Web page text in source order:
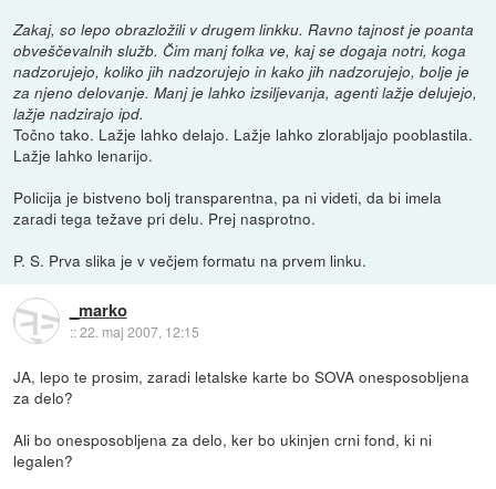
Zakaj, so lepo obrazložili v drugem linkku. Ravno tajnost je poanta
obveščevalnih služb. Čim manj folka ve, kaj se dogaja notri, koga
nadzorujejo, koliko jih nadzorujejo in kako jih nadzorujejo, bolje je
za njeno delovanje. Manj je lahko izsiljevanja, agenti lažje delujejo,
lažje nadzirajo ipd.
Točno tako. Lažje lahko delajo. Lažje lahko zlorabljajo pooblastila.
Lažje lahko lenarijo.
Policija je bistveno bolj transparentna, pa ni videti, da bi imela
zaradi tega težave pri delu. Prej nasprotno.
P. S. Prva slika je v večjem formatu na prvem linku.
_marko
::22. maj 2007, 12:15
JA, lepo te prosim, zaradi letalske karte bo SOVA onesposobljena
za delo?
Ali bo onesposobljena za delo, ker bo ukinjen crni fond, ki ni
legalen?